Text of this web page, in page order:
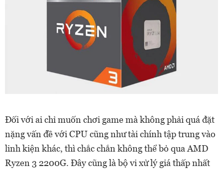
Đối với ai chỉ muốn chơi game mà không phải quá đặt
nặng vấn đề với CPU cũng như tài chính tập trung vào
linh kiện khác, thì chắc chắn không thể bỏ qua AMD
Ryzen 3 2200G. Đây cũng là bộ vi xử lý giá thấp nhất